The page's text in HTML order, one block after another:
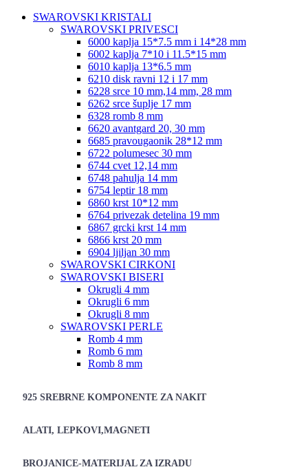
SWAROVSKI KRISTALI
SWAROVSKI PRIVESCI
6000 kaplja 15*7.5 mm i 14*28 mm
6002 kaplja 7*10 i 11.5*15 mm
6010 kaplja 13*6.5 mm
6210 disk ravni 12 i 17 mm
6228 srce 10 mm,14 mm, 28 mm
6262 srce šuplje 17 mm
6328 romb 8 mm
6620 avantgard 20, 30 mm
6685 pravougaonik 28*12 mm
6722 polumesec 30 mm
6744 cvet 12,14 mm
6748 pahulja 14 mm
6754 leptir 18 mm
6860 krst 10*12 mm
6764 privezak detelina 19 mm
6867 grcki krst 14 mm
6866 krst 20 mm
6904 ljiljan 30 mm
SWAROVSKI CIRKONI
SWAROVSKI BISERI
Okrugli 4 mm
Okrugli 6 mm
Okrugli 8 mm
SWAROVSKI PERLE
Romb 4 mm
Romb 6 mm
Romb 8 mm
925 SREBRNE KOMPONENTE ZA NAKIT
ALATI, LEPKOVI,MAGNETI
BROJANICE-MATERIJAL ZA IZRADU